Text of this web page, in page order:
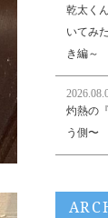
乾太く
いてみ
き編～
灼熱の
う側〜